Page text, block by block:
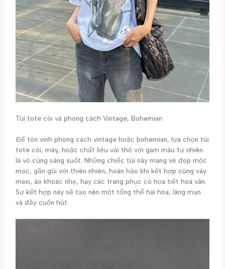
Túi tote cói và phong cách Vintage, Bohemian
Để tôn vinh phong cách vintage hoặc bohemian, lựa chọn túi
tote cói, mây, hoặc chất liệu vải thô với gam màu tự nhiên
là vô cùng sáng suốt. Những chiếc túi này mang vẻ đẹp mộc
mạc, gần gũi với thiên nhiên, hoàn hảo khi kết hợp cùng váy
maxi, áo khoác nhẹ, hay các trang phục có họa tiết hoa văn.
Sự kết hợp này sẽ tạo nên một tổng thể hài hòa, lãng mạn
và đầy cuốn hút.